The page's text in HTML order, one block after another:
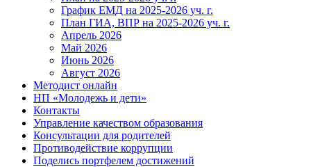
График ЕМД на 2025-2026 уч. г.
План ГИА, ВПР на 2025-2026 уч. г.
Апрель 2026
Май 2026
Июнь 2026
Август 2026
Методист онлайн
НП «Молодежь и дети»
Контакты
Управление качеством образования
Консультации для родителей
Противодействие коррупции
Поделись портфелем достижений